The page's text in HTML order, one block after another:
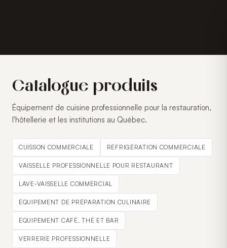
Catalogue produits
Équipement de cuisine professionnelle pour la restauration,
l'hôtellerie et les institutions au Québec.
CUISSON COMMERCIALE RÉFRIGÉRATION COMMERCIALE
VAISSELLE PROFESSIONNELLE POUR RESTAURANT
LAVE-VAISSELLE COMMERCIAL
ÉQUIPEMENT DE PRÉPARATION CULINAIRE
ÉQUIPEMENT CAFÉ, THÉ ET BAR
VERRERIE PROFESSIONNELLE